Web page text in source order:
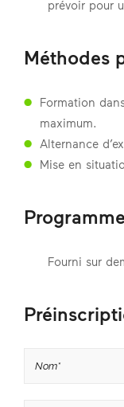
prévoir pour
Méthodes
Formation
maximum.
Alternance
Mise en
Fourni sur